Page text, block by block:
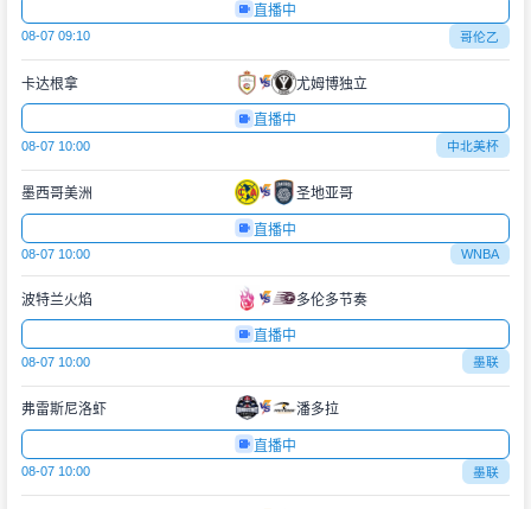
直播中
08-07 09:10 哥伦乙
卡达根拿 尤姆博独立
直播中
08-07 10:00 中北美杯
墨西哥美洲 圣地亚哥
直播中
08-07 10:00 WNBA
波特兰火焰 多伦多节奏
直播中
08-07 10:00 墨联
弗雷斯尼洛虾 潘多拉
直播中
08-07 10:00 墨联